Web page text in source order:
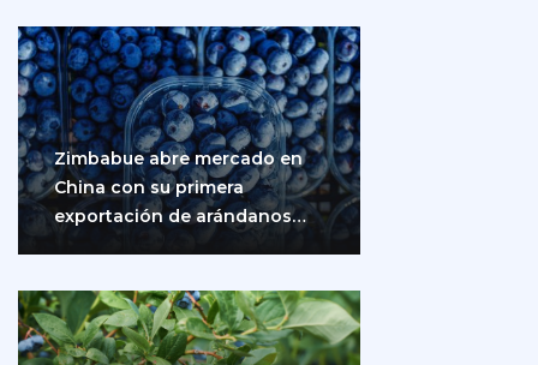
Zimbabue abre mercado en
China con su primera
exportación de arándanos